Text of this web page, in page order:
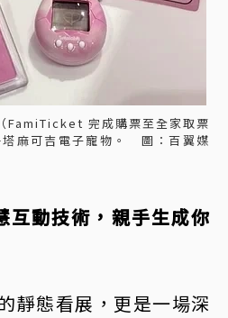
FamiTicket 完成購票至全家取票
塔麻可吉電子寵物。 圖：百翼媒
互動技術，親手生成你
靜態看展，更是一場深